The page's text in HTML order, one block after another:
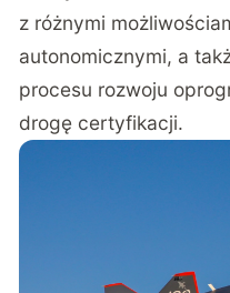
z różnymi
autonomicznymi, a
procesu rozwoju
drogę certyfikacji.